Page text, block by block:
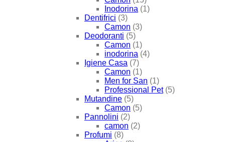
Inodorina (1)
Dentifrici (3)
Camon (3)
Deodoranti (5)
Camon (1)
inodorina (4)
Igiene Casa (7)
Camon (1)
Men for San (1)
Professional Pet (5)
Mutandine (5)
Camon (5)
Pannolini (2)
camon (2)
Profumi (8)